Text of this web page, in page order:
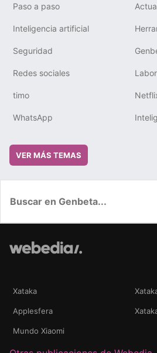
Paso a paso
Inteligencia artificial
Seguridad
Redes sociales
timo
WhatsApp
VER MÁS TEMAS
Xataka
Applesfera
Mundo Xiaomi